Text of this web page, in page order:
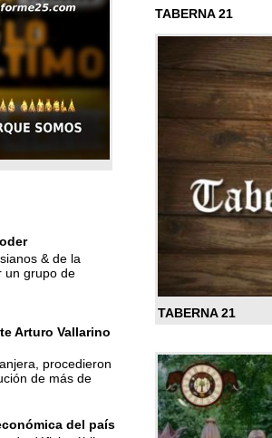
& de la
un grupo de
Arturo Vallarino
procedieron
de más de
del país
TABERNA 21
TABERNA 21